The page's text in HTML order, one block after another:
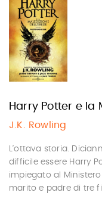
Harry Potter e la
J.K. Rowling
L’ottava storia.
difficile essere Harry
impiegato al
marito e padre di tre